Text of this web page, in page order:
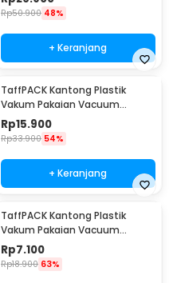
Rp50.900 48%
+ Keranjang
TaffPACK Kantong Plastik
Vakum Pakaian Vacuum
Compression Bag 1 PCS
80x110cm - YK-1000
Rp15.900
Rp33.900 54%
+ Keranjang
TaffPACK Kantong Plastik
Vakum Pakaian Vacuum
Compression Bag 1 PCS
50x70cm - YK-1000
Rp7.100
Rp18.900 63%